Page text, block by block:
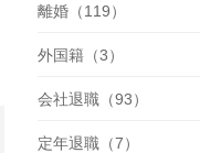
離婚（119）
外国籍（3）
会社退職（93）
定年退職（7）